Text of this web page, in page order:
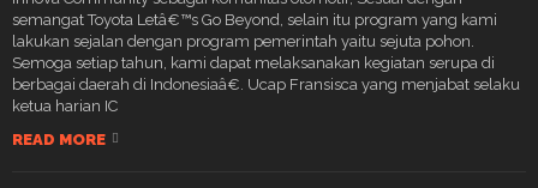
semangat Toyota Letâ€™s Go Beyond, selain itu program yang kami
lakukan sejalan dengan program pemerintah yaitu sejuta pohon.
Semoga setiap tahun, kami dapat melaksanakan kegiatan serupa di
berbagai daerah di Indonesiaâ€. Ucap Fransisca yang menjabat selaku
ketua harian IC
READ MORE